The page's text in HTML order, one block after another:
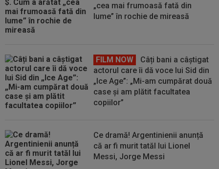
„cea mai frumoasă fată din
lume” în rochie de mireasă
FILM NOW
Câți bani a câștigat
actorul care îi dă voce lui Sid din
„Ice Age”: „Mi-am cumpărat două
case și am plătit facultatea
copiilor”
Ce dramă! Argentinienii anunță
că ar fi murit tatăl lui Lionel
Messi, Jorge Messi